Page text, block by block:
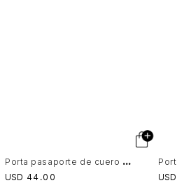
P
orta pasaporte de cuero para mujer barhi Miel
USD 44 .00 USD